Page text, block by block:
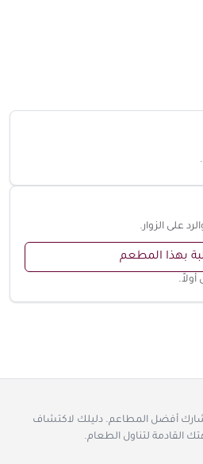
على الزوار.
بهذا المطعم
أفضل المطاعم. دليلك لاكتشاف
القادمة لتناول الطعام.